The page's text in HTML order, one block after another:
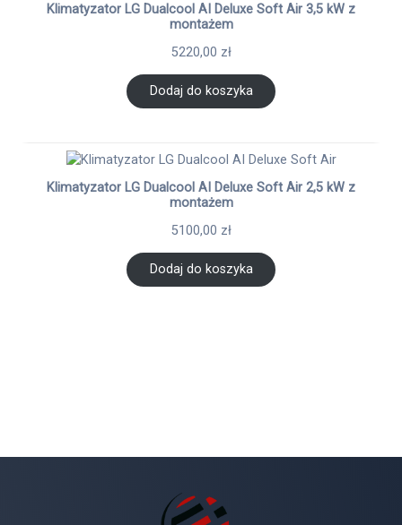
Klimatyzator LG Dualcool AI Deluxe Soft Air 3,5 kW z
montażem
5220,00 zł
Dodaj do koszyka
Klimatyzator LG Dualcool AI Deluxe Soft Air 2,5 kW z
montażem
5100,00 zł
Dodaj do koszyka